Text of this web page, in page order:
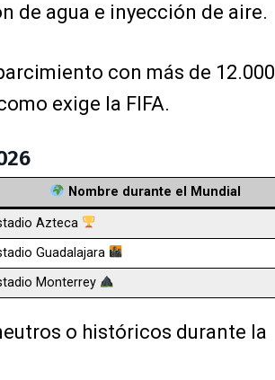
de agua e inyección de aire.
con más de 12.000
exige la FIFA.
Nombre durante el Mundial
Azteca
Guadalajara
Monterrey
o históricos durante la